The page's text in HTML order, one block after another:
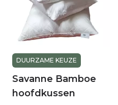
DUURZAME KEUZE
Savanne Bamboe
hoofdkussen